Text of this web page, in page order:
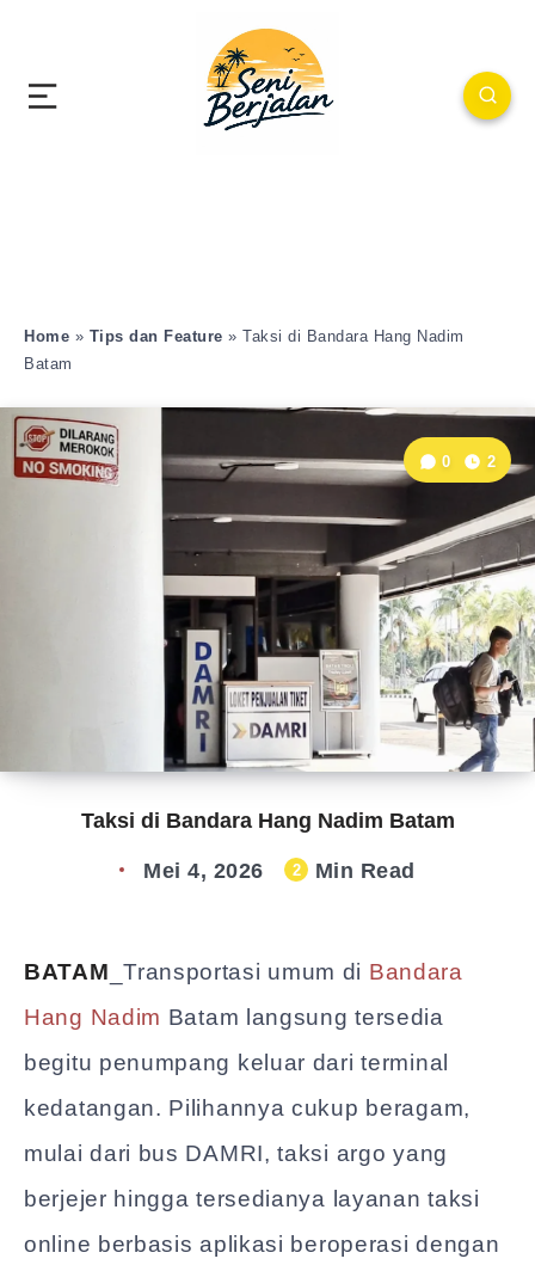
Home » Tips dan Feature » Taksi di Bandara Hang Nadim
Batam
Taksi di Bandara Hang Nadim Batam
0 2
Mei 4, 2026 2 Min Read
BATAM _Transportasi umum di Bandara
Hang Nadim Batam langsung tersedia
begitu penumpang keluar dari terminal
kedatangan. Pilihannya cukup beragam,
mulai dari bus DAMRI, taksi argo yang
berjejer hingga tersedianya layanan taksi
online berbasis aplikasi beroperasi dengan